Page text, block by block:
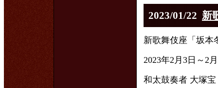
2023/01/22 新
新歌舞伎座「坂本
2023年2月3日～2
和太鼓奏者 大塚